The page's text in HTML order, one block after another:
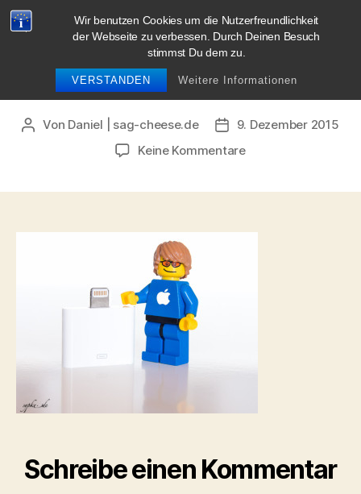
Wir benutzen Cookies um die Nutzerfreundlichkeit
der Webseite zu verbessen. Durch Deinen Besuch
stimmst Du dem zu.
VERSTANDEN Weitere Informationen
blog.sag-cheese.de
Beitragsautor
Von Daniel | sag-cheese.de Beitragsdatum
9. Dezember 2015
Keine Kommentarezu
Schreibe einen Kommentar